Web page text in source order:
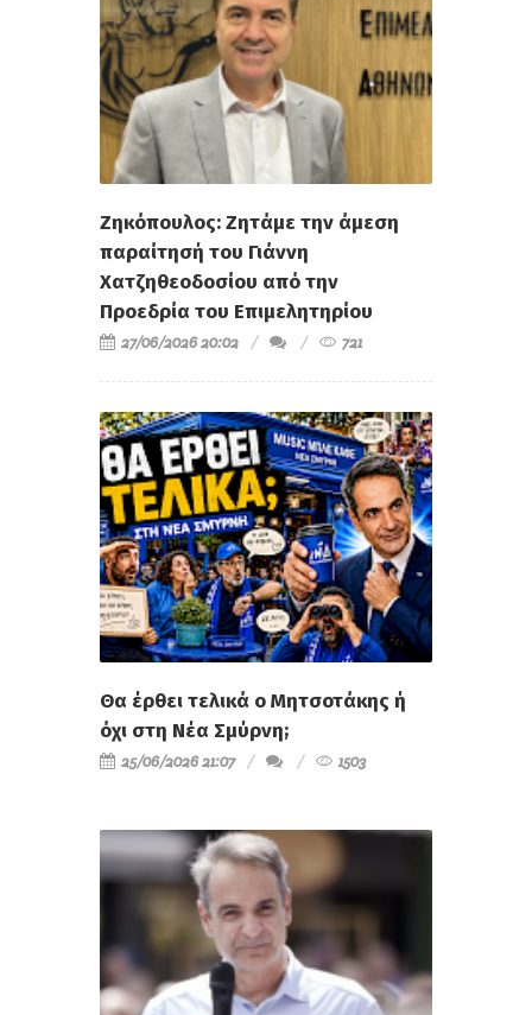
Ζηκόπουλος: Ζητάμε την άμεση
παραίτησή του Γιάννη
Χατζηθεοδοσίου από την
Προεδρία του Επιμελητηρίου
27/06/2026 20:02 721
Θα έρθει τελικά ο Μητσοτάκης ή
όχι στη Νέα Σμύρνη;
25/06/2026 21:07 1503